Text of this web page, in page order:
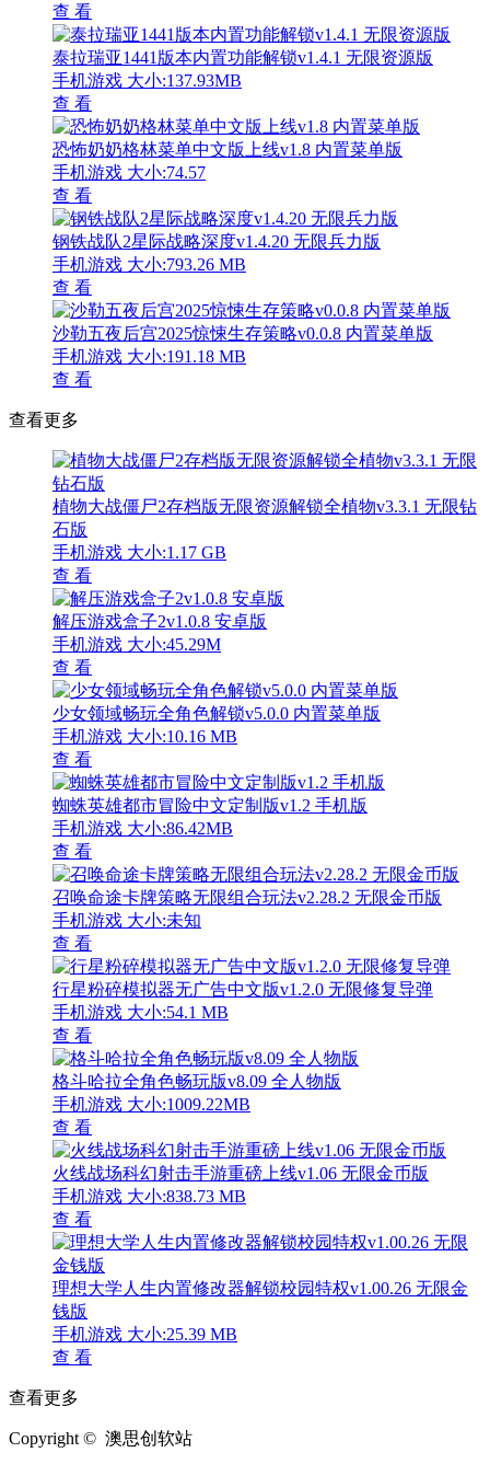
查 看
泰拉瑞亚1441版本内置功能解锁v1.4.1 无限资源版
手机游戏 大小:137.93MB
查 看
恐怖奶奶格林菜单中文版上线v1.8 内置菜单版
手机游戏 大小:74.57
查 看
钢铁战队2星际战略深度v1.4.20 无限兵力版
手机游戏 大小:793.26 MB
查 看
沙勒五夜后宫2025惊悚生存策略v0.0.8 内置菜单版
手机游戏 大小:191.18 MB
查 看
查看更多
植物大战僵尸2存档版无限资源解锁全植物v3.3.1 无限钻
石版
手机游戏 大小:1.17 GB
查 看
解压游戏盒子2v1.0.8 安卓版
手机游戏 大小:45.29M
查 看
少女领域畅玩全角色解锁v5.0.0 内置菜单版
手机游戏 大小:10.16 MB
查 看
蜘蛛英雄都市冒险中文定制版v1.2 手机版
手机游戏 大小:86.42MB
查 看
召唤命途卡牌策略无限组合玩法v2.28.2 无限金币版
手机游戏 大小:未知
查 看
行星粉碎模拟器无广告中文版v1.2.0 无限修复导弹
手机游戏 大小:54.1 MB
查 看
格斗哈拉全角色畅玩版v8.09 全人物版
手机游戏 大小:1009.22MB
查 看
火线战场科幻射击手游重磅上线v1.06 无限金币版
手机游戏 大小:838.73 MB
查 看
理想大学人生内置修改器解锁校园特权v1.00.26 无限金
钱版
手机游戏 大小:25.39 MB
查 看
查看更多
Copyright © 澳思创软站